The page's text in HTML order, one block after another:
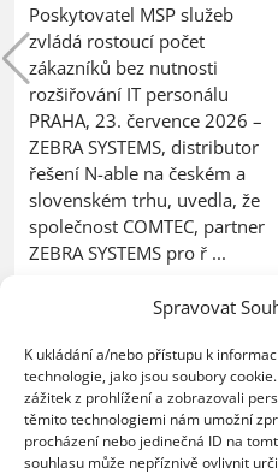
Spravovat
K ukládání a/nebo přístupu k
technologie, jako jsou soubory
zážitek z prohlížení a zobrazovali
těmito technologiemi nám umožní
procházení nebo jedinečná ID na
souhlasu může nepříznivě ovlivnit
Poskytovatel MSP služeb
zvládá rostoucí počet
zákazníků bez nutnosti
rozšiřování IT personálu
PRAHA, 23. července 2026 –
ZEBRA SYSTEMS, distributor
řešení N-able na českém a
slovenském trhu, uvedla, že
společnost COMTEC, partner
ZEBRA SYSTEMS pro ř ...
patch management
vzdálený monitoring,utm